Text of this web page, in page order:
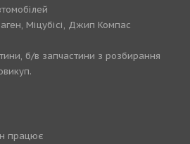
Міцубісі, Джип Компас
б/в запчастини з розбирання
працює